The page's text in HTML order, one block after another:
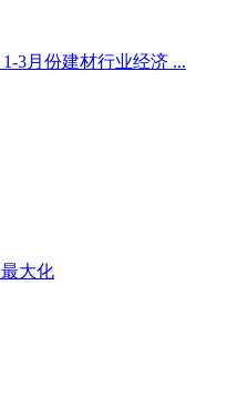
3月份建材行业经济 ...
大化